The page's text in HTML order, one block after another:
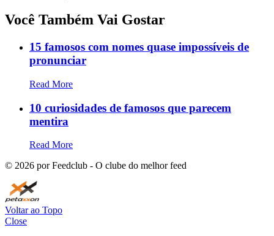
Você Também Vai Gostar
15 famosos com nomes quase impossíveis de
pronunciar
Read More
10 curiosidades de famosos que parecem
mentira
Read More
© 2026 por Feedclub - O clube do melhor feed
Voltar ao Topo
Close